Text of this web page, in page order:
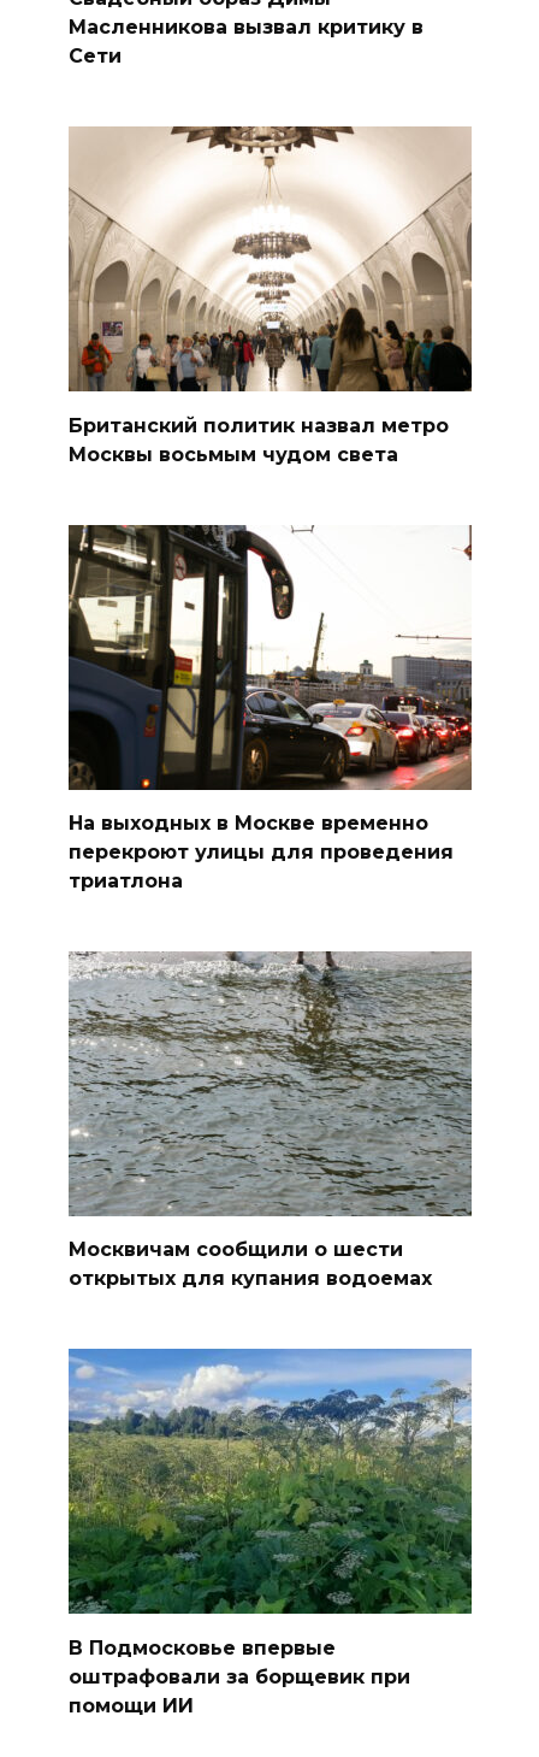
Масленникова вызвал критику в
Сети
Британский политик назвал метро
Москвы восьмым чудом света
На выходных в Москве временно
перекроют улицы для проведения
триатлона
Москвичам сообщили о шести
открытых для купания водоемах
В Подмосковье впервые
оштрафовали за борщевик при
помощи ИИ